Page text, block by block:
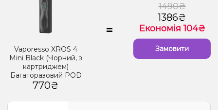
Vaporesso XROS 4
Mini Black (Чорний, з
картриджем)
Багаторазовий POD
770₴
=
1490₴
1386₴
Економія 104₴
Замовити